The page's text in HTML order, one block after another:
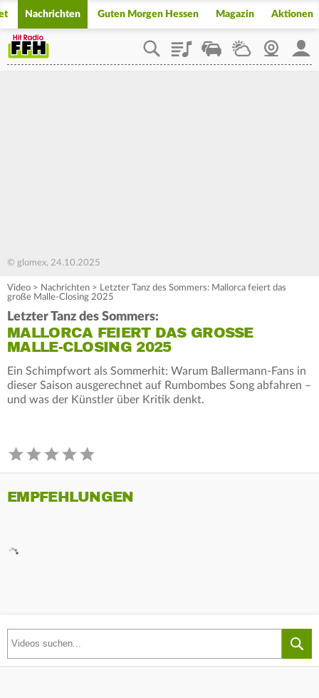
Nachrichten Guten Morgen Hessen Magazin Aktionen
PlaylistStaupilotWetterWebcam
© glomex, 24.10.2025
Video > Nachrichten > Letzter Tanz des Sommers: Mallorca feiert das
große Malle-Closing 2025
Letzter Tanz des Sommers:
MALLORCA FEIERT DAS GROSSE M
ALLE-CLOSING 2025
Ein Schimpfwort als Sommerhit: Warum Ballermann-Fans in
dieser Saison ausgerechnet auf Rumbombes Song abfahren –
und was der Künstler über Kritik denkt.
EMPFEHLUNGEN